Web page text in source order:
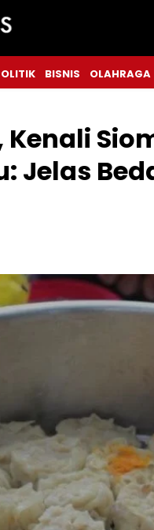
BISNIS OLAHRAGA
Jelas